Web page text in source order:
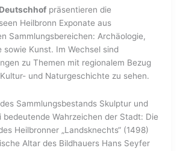
präsentieren die
Heilbronn Exponate aus
Sammlungsbereichen: Archäologie,
Kunst. Im Wechsel sind
zu Themen mit regionalem Bezug
und Naturgeschichte zu sehen.
Sammlungsbestands Skulptur und
bedeutende Wahrzeichen der Stadt: Die
Heilbronner „Landsknechts“ (1498)
Altar des Bildhauers Hans Seyfer